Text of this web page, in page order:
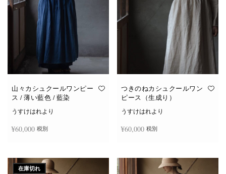
山々カシュクールワンピー
ス / 薄い藍色 / 藍染
うすけはれより
¥60,000 税別
つきのねカシュクールワン
ピース（生成り）
うすけはれより
¥60,000 税別
在庫切れ